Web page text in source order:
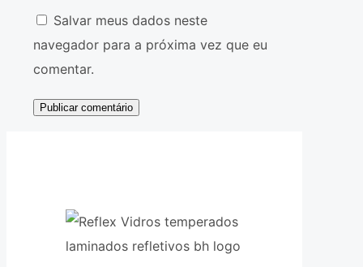
Salvar meus dados neste
navegador para a próxima vez que eu
comentar.